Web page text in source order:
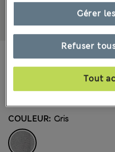
750 les commentaires
€9,95
-20 % dès 2 articles achetés
COULEUR: Gris
Refuser
Tout
Gérer